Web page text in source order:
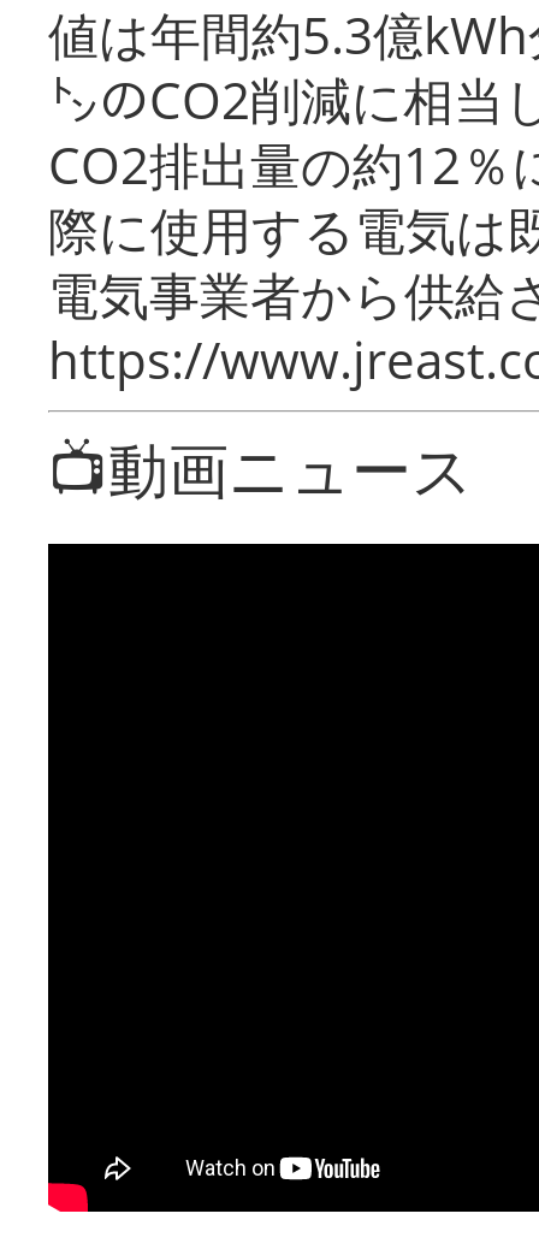
値は年間約5.3億
㌧のCO2削減に相当
CO2排出量の約12％
際に使用する電気は
電気事業者から供給
https://
📺動画ニュース